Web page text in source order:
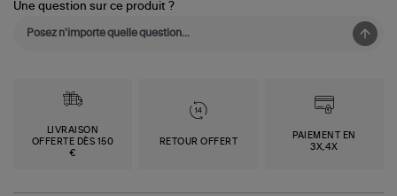
Une question sur ce produit ?
LIVRAISON
OFFERTE DÈS 150
€
RETOUR OFFERT
PAIEMENT EN
3X,4X